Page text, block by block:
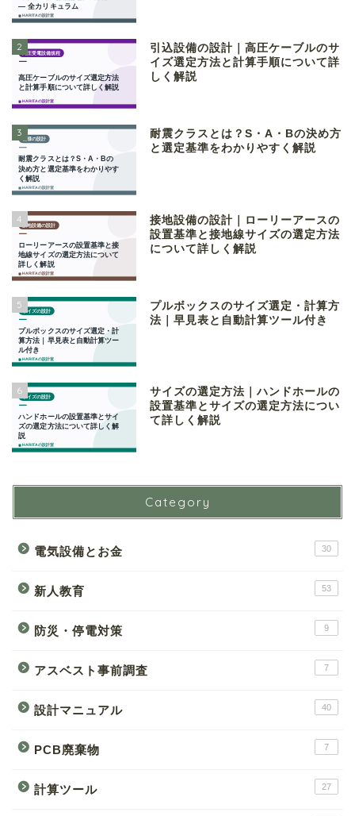
2
引込設備の設計｜高圧ケーブルのサ
イズ選定方法と計算手順について詳
しく解説
3
耐震クラスとは？S・A・Bの決め方
と選定基準をわかりやすく解説
4
接地設備の設計｜ローリーアースの
設置基準と接地線サイズの選定方法
について詳しく解説
5
プルボックスのサイズ選定・計算方
法｜早見表と自動計算ツール付き
6
サイズの選定方法｜ハンドホールの
設置基準とサイズの選定方法につい
て詳しく解説
Category
電気設備とお金 30
新人教育 53
防災・停電対策 9
アスベスト事前調査 7
設計マニュアル 40
PCB廃棄物 7
計算ツール 27